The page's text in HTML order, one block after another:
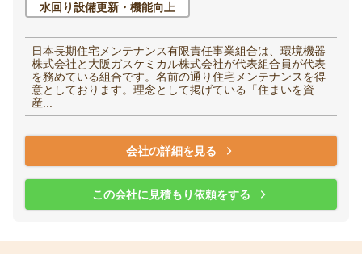
水回り設備更新・機能向上
日本長期住宅メンテナンス有限責任事業組合は、環境機器
株式会社と大阪ガスケミカル株式会社が代表組合員が代表
を務めている組合です。名前の通り住宅メンテナンスを得
意としております。理念として掲げている「住まいを資
産...
会社の詳細を見る
この会社に見積もり依頼をする